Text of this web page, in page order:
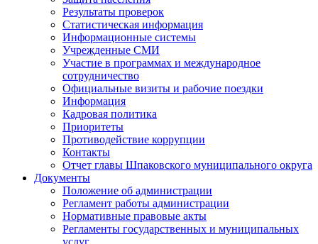
Результаты проверок
Статистическая информация
Информационные системы
Учрежденные СМИ
Участие в программах и международное
сотрудничество
Официальные визиты и рабочие поездки
Информация
Кадровая политика
Приоритеты
Противодействие коррупции
Контакты
Отчет главы Шпаковского муниципального округа
Документы
Положение об администрации
Регламент работы администрации
Нормативные правовые акты
Регламенты государственных и муниципальных